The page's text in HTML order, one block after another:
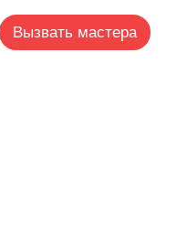
Вызвать мастера